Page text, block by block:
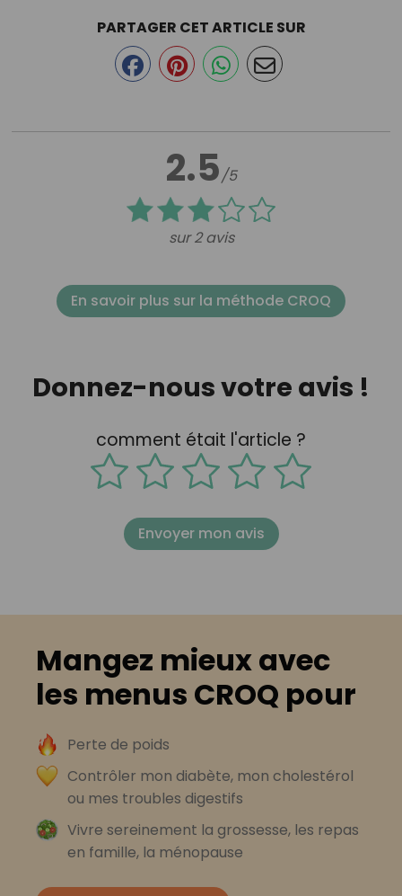
2.5/5
sur 2 avis
PARTAGER CET ARTICLE SUR
En savoir plus sur la méthode CROQ
Donnez-nous votre avis !
comment était l'article ?
Envoyer mon avis
Mangez mieux avec
les menus CROQ pour
Perte de poids
Contrôler mon diabète, mon cholestérol
ou mes troubles digestifs
Vivre sereinement la grossesse, les repas
en famille, la ménopause